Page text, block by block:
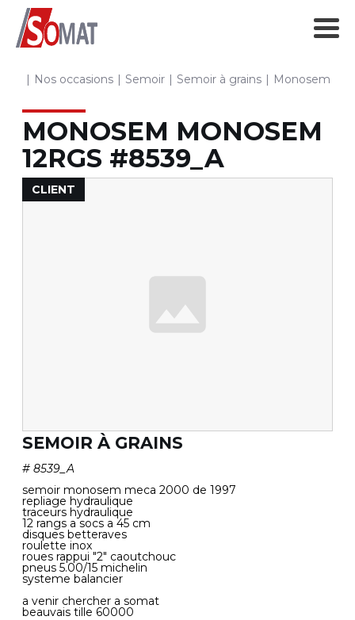
Nos occasions Semoir Semoir à grains Monosem
MONOSEM MONOSEM
12RGS #8539_A
CLIENT
SEMOIR À GRAINS
# 8539_A
semoir monosem meca 2000 de 1997
repliage hydraulique
traceurs hydraulique
12 rangs a socs a 45 cm
disques betteraves
roulette inox
roues rappui "2" caoutchouc
pneus 5.00/15 michelin
systeme balancier
a venir chercher a somat
beauvais tille 60000